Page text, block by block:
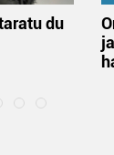
du